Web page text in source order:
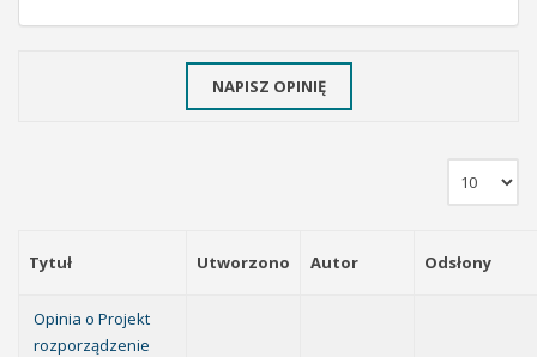
NAPISZ OPINIĘ
Tytuł Utworzono Autor Odsłony
Opinia o Projekt
rozporządzenie